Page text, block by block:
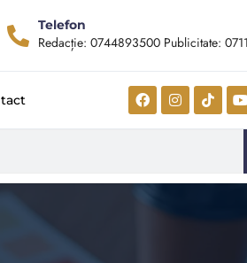
Telefon
Redacție: 0744893500 Publicitate: